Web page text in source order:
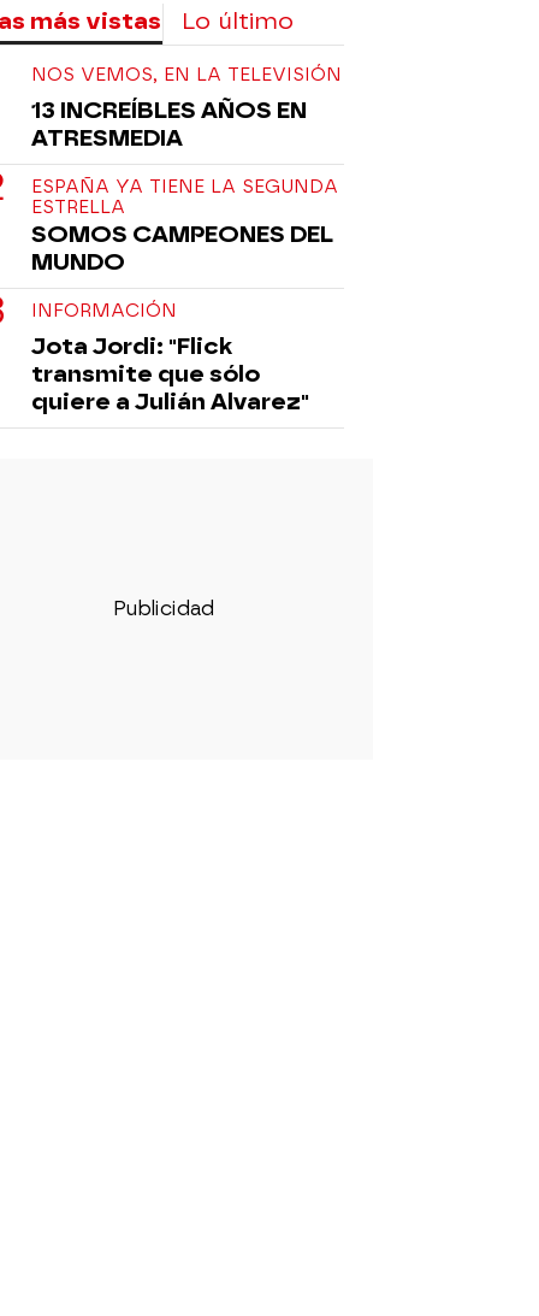
más vistas Lo último
NOS VEMOS, EN LA TELEVISIÓN
13 INCREÍBLES AÑOS EN
ATRESMEDIA
ESPAÑA YA TIENE LA SEGUNDA
ESTRELLA
SOMOS CAMPEONES DEL
MUNDO
INFORMACIÓN
Jota Jordi: "Flick
transmite que sólo
quiere a Julián Alvarez"